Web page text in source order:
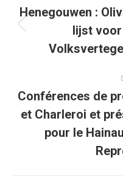
article
Henegouwen :
lijst voor
Conférences de
et Charleroi et
pour le